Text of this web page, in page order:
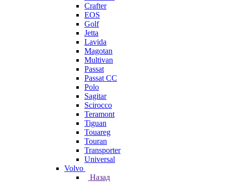
Crafter
EOS
Golf
Jetta
Lavida
Magotan
Multivan
Passat
Passat CC
Polo
Sagitar
Scirocco
Teramont
Tiguan
Touareg
Touran
Transporter
Universal
Volvo
Назад